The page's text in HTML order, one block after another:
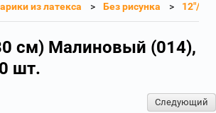
из латекса Без рисунка 12"/30
см) Малиновый (014),
шт.
Следующий